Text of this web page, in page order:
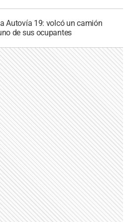
Autovía 19: volcó un camión
de sus ocupantes